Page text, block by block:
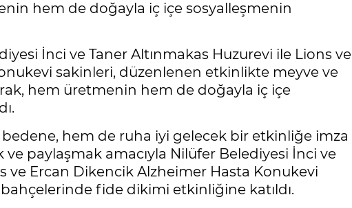
hem de doğayla iç içe sosyalleşmenin
İnci ve Taner Altınmakas Huzurevi ile Lions ve
sakinleri, düzenlenen etkinlikte meyve ve
hem üretmenin hem de doğayla iç içe
bedene, hem de ruha iyi gelecek bir etkinliğe imza
paylaşmak amacıyla Nilüfer Belediyesi İnci ve
ve Ercan Dikencik Alzheimer Hasta Konukevi
fide dikimi etkinliğine katıldı.